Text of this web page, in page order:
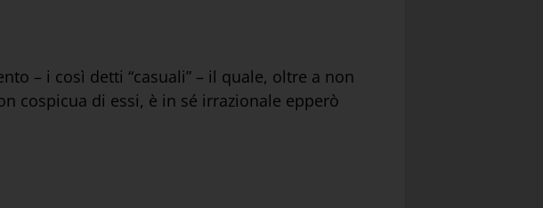
– i così detti “casuali” – il quale, oltre a non
cospicua di essi, è in sé irrazionale epperò